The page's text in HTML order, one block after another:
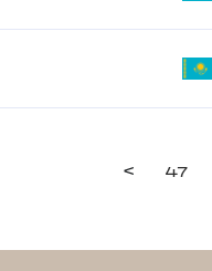
< 47